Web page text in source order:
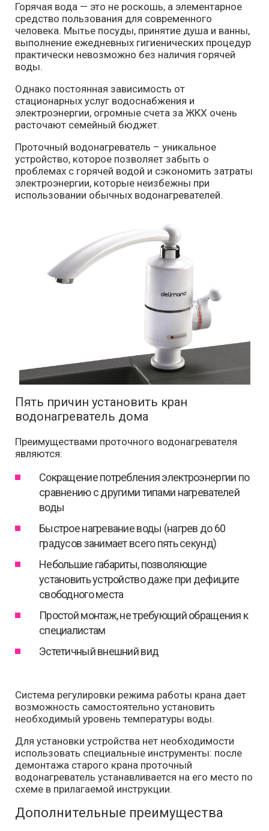
Горячая вода — это не роскошь, а элементарное
средство пользования для современного
человека. Мытье посуды, принятие душа и ванны,
выполнение ежедневных гигиенических процедур
практически невозможно без наличия горячей
воды.
Однако постоянная зависимость от
стационарных услуг водоснабжения и
электроэнергии, огромные счета за ЖКХ очень
расточают семейный бюджет.
Проточный водонагреватель – уникальное
устройство, которое позволяет забыть о
проблемах с горячей водой и сэкономить затраты
электроэнергии, которые неизбежны при
использовании обычных водонагревателей.
Пять причин установить кран
водонагреватель дома
Преимуществами проточного водонагревателя
являются:
Сокращение потребления электроэнергии по
сравнению с другими типами нагревателей
воды
Быстрое нагревание воды (нагрев до 60
градусов занимает всего пять секунд)
Небольшие габариты, позволяющие
установить устройство даже при дефиците
свободного места
Простой монтаж, не требующий обращения к
специалистам
Эстетичный внешний вид
Система регулировки режима работы крана дает
возможность самостоятельно установить
необходимый уровень температуры воды.
Для установки устройства нет необходимости
использовать специальные инструменты: после
демонтажа старого крана проточный
водонагреватель устанавливается на его место по
схеме в прилагаемой инструкции.
Дополнительные преимущества